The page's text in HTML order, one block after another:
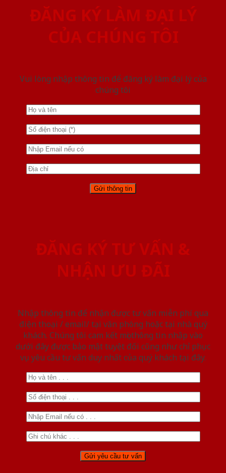
ĐĂNG KÝ LÀM ĐẠI LÝ
CỦA CHÚNG TÔI
Vui lòng nhập thông tin để đăng ký làm đại lý của
chúng tôi
ĐĂNG KÝ TƯ VẤN &
NHẬN ƯU ĐÃI
Nhập thông tin để nhận được tư vấn miễn phí qua
điện thoại / email/ tại văn phòng hoặc tại nhà quý
khách. Chúng tôi cam kết mọi thông tin nhập vào
dưới đây được bảo mật tuyệt đối cũng như chỉ phục
vụ yêu cầu tư vấn duy nhất của quý khách tại đây.